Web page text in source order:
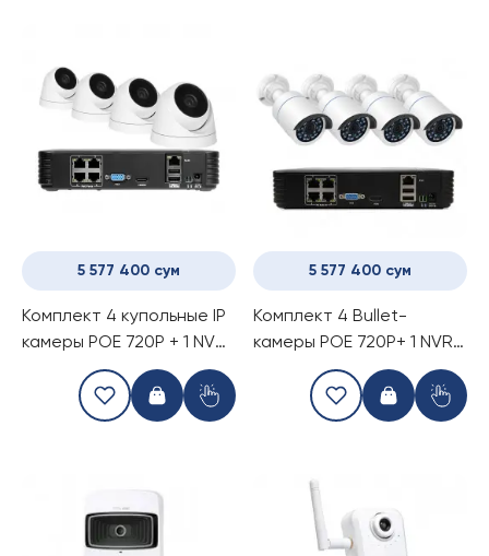
5 577 400 сум
Комплект 4 купольные IP
камеры POE 720P + 1 NVR
5 577 400 сум
Комплект 4 Bullet-
камеры POE 720P+ 1 NVR